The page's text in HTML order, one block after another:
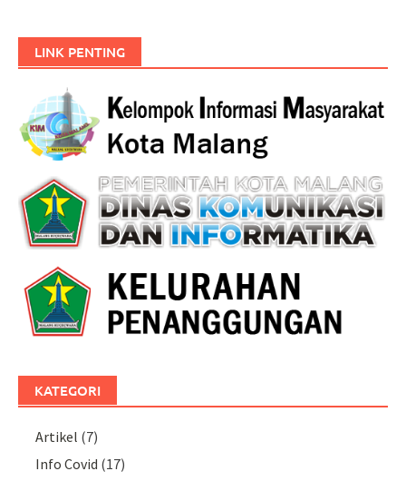
LINK PENTING
KATEGORI
Artikel (7)
Info Covid (17)